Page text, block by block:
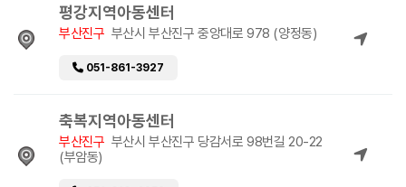
평강지역아동센터
부산진구 부산시 부산진구 중앙대로 978 (양정동)
051-861-3927
축복지역아동센터
부산진구 부산시 부산진구 당감서로 98번길 20-22
(부암동)